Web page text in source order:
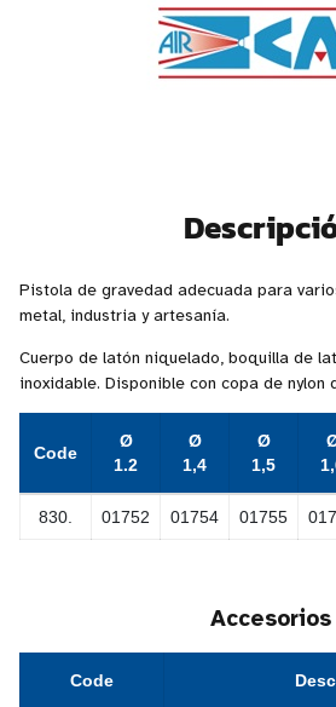
Pistola de gravedad adecuada para
metal, industria y artesanía.
Cuerpo de latón niquelado, boquilla de
inoxidable. Disponible con copa de nylon
Code
Ø
1.2
Ø
1,4
Ø
1,5
830. 01752 01754 01755
Accesorios
Code